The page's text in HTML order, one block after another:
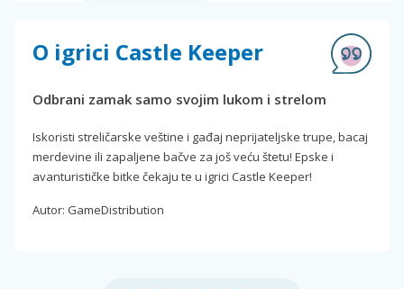
O igrici Castle Keeper
Odbrani zamak samo svojim lukom i strelom
Iskoristi streličarske veštine i gađaj neprijateljske trupe, bacaj
merdevine ili zapaljene bačve za još veću štetu! Epske i
avanturističke bitke čekaju te u igrici Castle Keeper!
Autor: GameDistribution